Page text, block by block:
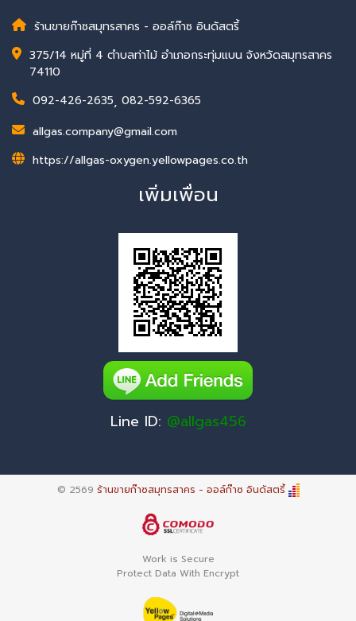
ร้านขายก๊าซสมุทรสาคร - ออล์ก๊าซ อินดัสตรี้
375/14 หมู่ที่ 4 ตำบลท่าไม้ อำเภอกระทุ่มแบน จังหวัดสมุทรสาคร
74110
092-426-2635, 082-592-6365
allgas.company@gmail.com
https://allgas-oxygen.yellowpages.co.th
เพิ่มเพื่อน
Line ID: @allgas456
© 2569 ร้านขายก๊าซสมุทรสาคร - ออล์ก๊าซ อินดัสตรี้
Work is Secure
Protect Data With Encrypt